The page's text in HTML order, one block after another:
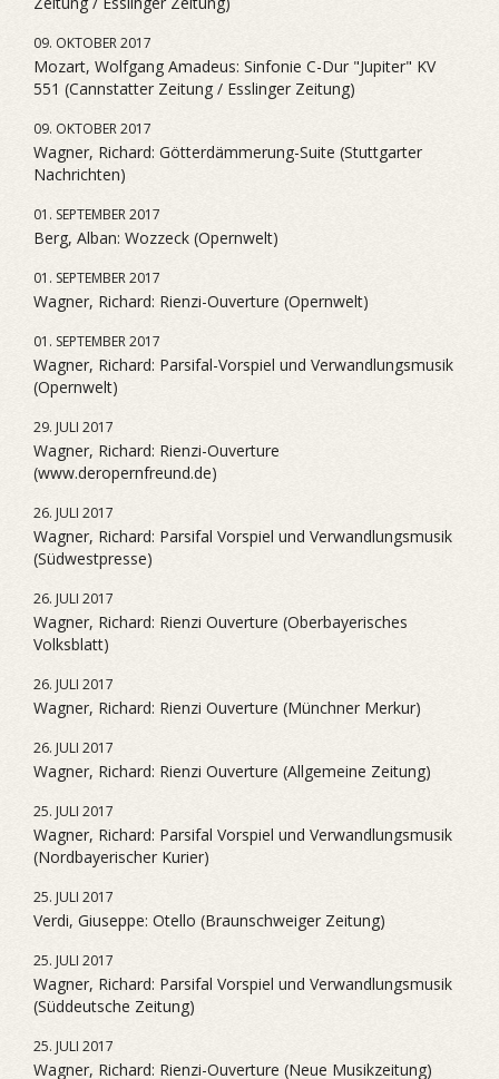
09. OKTOBER 2017
Mozart, Wolfgang Amadeus: Sinfonie C-Dur "Jupiter" KV
551 (Cannstatter Zeitung / Esslinger Zeitung)
09. OKTOBER 2017
Wagner, Richard: Götterdämmerung-Suite (Stuttgarter
Nachrichten)
01. SEPTEMBER 2017
Berg, Alban: Wozzeck (Opernwelt)
01. SEPTEMBER 2017
Wagner, Richard: Rienzi-Ouverture (Opernwelt)
01. SEPTEMBER 2017
Wagner, Richard: Parsifal-Vorspiel und Verwandlungsmusik
(Opernwelt)
29. JULI 2017
Wagner, Richard: Rienzi-Ouverture
(www.deropernfreund.de)
26. JULI 2017
Wagner, Richard: Parsifal Vorspiel und Verwandlungsmusik
(Südwestpresse)
26. JULI 2017
Wagner, Richard: Rienzi Ouverture (Oberbayerisches
Volksblatt)
26. JULI 2017
Wagner, Richard: Rienzi Ouverture (Münchner Merkur)
26. JULI 2017
Wagner, Richard: Rienzi Ouverture (Allgemeine Zeitung)
25. JULI 2017
Wagner, Richard: Parsifal Vorspiel und Verwandlungsmusik
(Nordbayerischer Kurier)
25. JULI 2017
Verdi, Giuseppe: Otello (Braunschweiger Zeitung)
25. JULI 2017
Wagner, Richard: Parsifal Vorspiel und Verwandlungsmusik
(Süddeutsche Zeitung)
25. JULI 2017
Wagner, Richard: Rienzi-Ouverture (Neue Musikzeitung)